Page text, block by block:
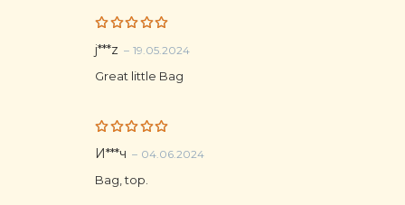
Rated5
out of 5
j***z – 19.05.2024
Great little Bag
Rated5
И***ч – 04.06.2024
Bag, top.